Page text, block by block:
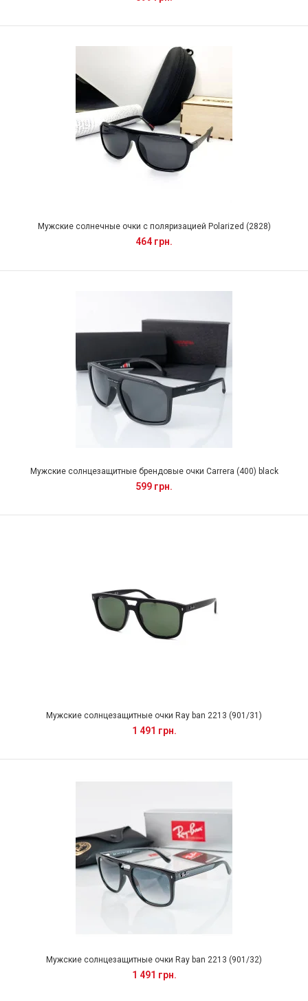
Мужские солнечные очки с поляризацией Polarized (2828)
464 грн.
Мужские солнцезащитные брендовые очки Carrera (400) black
599 грн.
Мужские солнцезащитные очки Ray ban 2213 (901/31)
1 491 грн.
Мужские солнцезащитные очки Ray ban 2213 (901/32)
1 491 грн.